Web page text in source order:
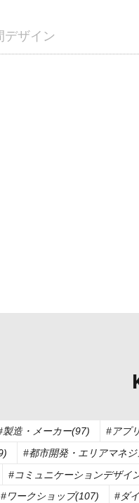
製造・メーカー(97) #アプ
#都市開発・エリアマネ
#コミュニケーションデザイ
#ワークショップ(107) #ダ